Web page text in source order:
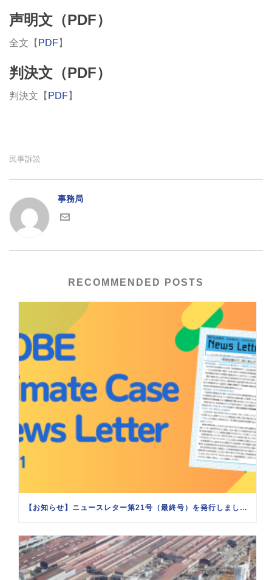
声明文（PDF）
全文【 PDF】
判決文（PDF）
判決文【 PDF】
民事訴訟
事務局
RECOMMENDED POSTS
【お知らせ】ニュースレター第21号（最終号）を発行しました（2025/11/12）